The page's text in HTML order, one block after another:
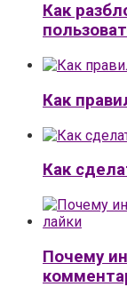
Как
Как
Как
Почему